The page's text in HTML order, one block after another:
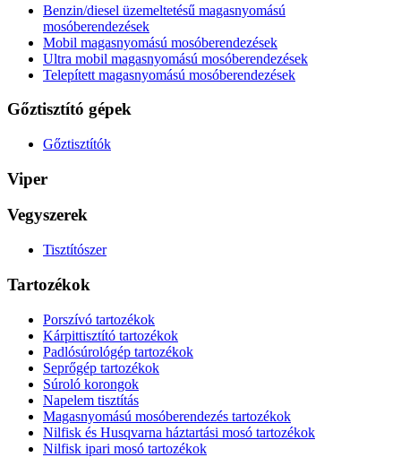
Benzin/diesel üzemeltetésű magasnyomású
mosóberendezések
Mobil magasnyomású mosóberendezések
Ultra mobil magasnyomású mosóberendezések
Telepített magasnyomású mosóberendezések
Gőztisztító gépek
Gőztisztítók
Viper
Vegyszerek
Tisztítószer
Tartozékok
Porszívó tartozékok
Kárpittisztító tartozékok
Padlósúrológép tartozékok
Seprőgép tartozékok
Súroló korongok
Napelem tisztítás
Magasnyomású mosóberendezés tartozékok
Nilfisk és Husqvarna háztartási mosó tartozékok
Nilfisk ipari mosó tartozékok